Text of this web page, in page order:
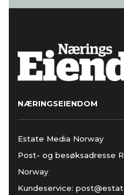
NÆRINGSEIENDOM
Estate Media Norway
Post- og besøksadresse
Norway
Kundeservice: